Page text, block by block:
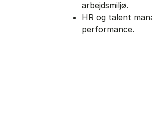
arbejdsmiljø.
HR og talent
performance.